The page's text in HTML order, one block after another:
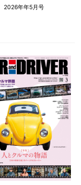
2026年年5月号